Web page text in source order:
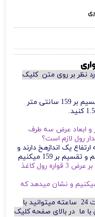
نظر بر روی متن کلیک
دیوار ها اگر به سانتی متر اندازه میزنید، تقسیم بر 159 سانتی متر
عرض 430 سانتی متر و ابعاد عرض سه طرف
یک اندازهخ دارند و
سپس تقسییم بر عرض 3 قواره رول کاغذ
3.45 است را رند میکنیم و نشان میدهد که
در صورت نتوانستن در اندازه گیری به صورت 24 ساعته میتوانید با
ما در بالای صفحه کلیک